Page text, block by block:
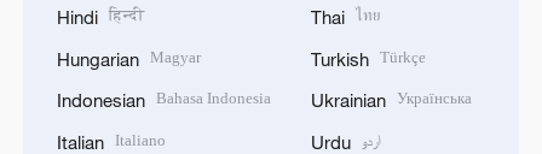
Hindi हिन्दी
Hungarian Magyar
Indonesian Bahasa Indonesia
Italian Italiano
Thai ไทย
Turkish Türkçe
Ukrainian Українська
Urdu اردو